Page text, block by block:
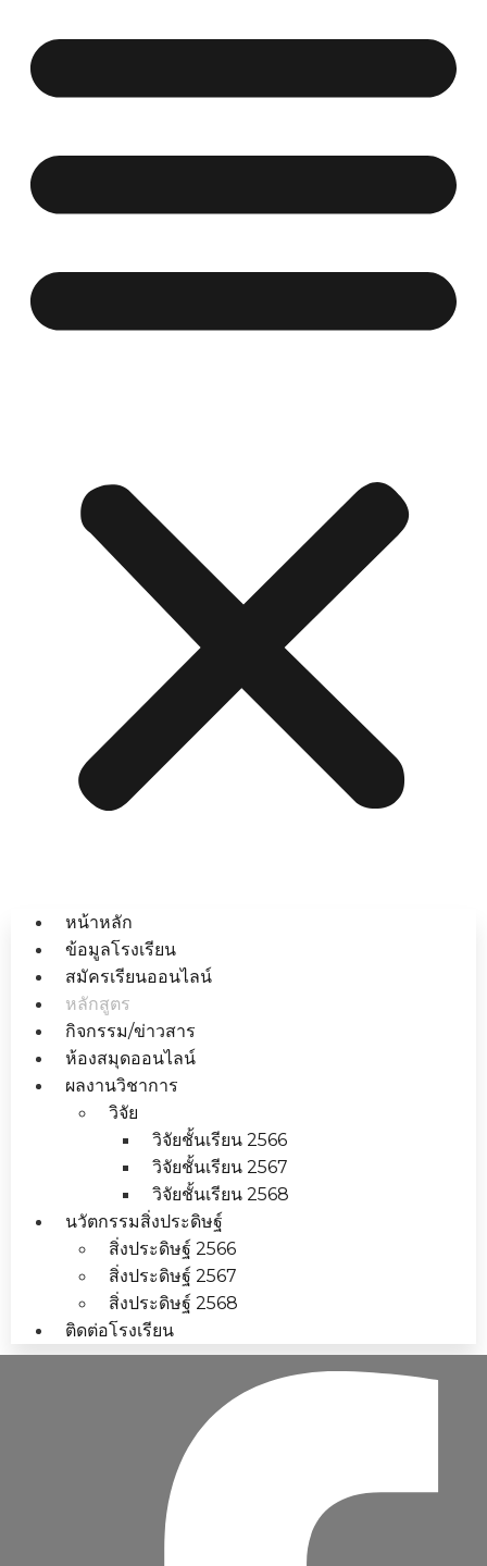
หน้าหลัก
ข้อมูลโรงเรียน
สมัครเรียนออนไลน์
หลักสูตร
กิจกรรม/ข่าวสาร
ห้องสมุดออนไลน์
ผลงานวิชาการ
วิจัย
วิจัยชั้นเรียน 2566
วิจัยชั้นเรียน 2567
วิจัยชั้นเรียน 2568
นวัตกรรมสิ่งประดิษฐ์
สิ่งประดิษฐ์ 2566
สิ่งประดิษฐ์ 2567
สิ่งประดิษฐ์ 2568
ติดต่อโรงเรียน